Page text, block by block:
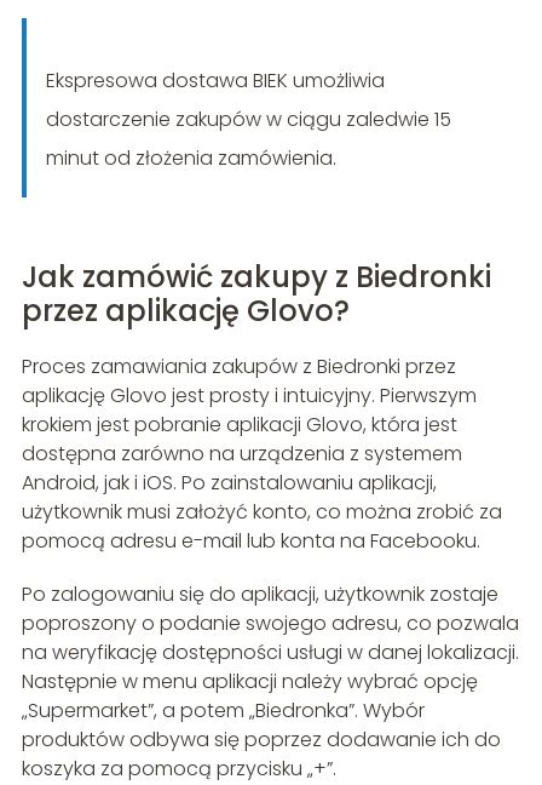
Ekspresowa dostawa BIEK umożliwia
dostarczenie zakupów w ciągu zaledwie 15
minut od złożenia zamówienia.
Jak zamówić zakupy z Biedronki
przez aplikację Glovo?
Proces zamawiania zakupów z Biedronki przez
aplikację Glovo jest prosty i intuicyjny. Pierwszym
krokiem jest pobranie aplikacji Glovo, która jest
dostępna zarówno na urządzenia z systemem
Android, jak i iOS. Po zainstalowaniu aplikacji,
użytkownik musi założyć konto, co można zrobić za
pomocą adresu e-mail lub konta na Facebooku.
Po zalogowaniu się do aplikacji, użytkownik zostaje
poproszony o podanie swojego adresu, co pozwala
na weryfikację dostępności usługi w danej lokalizacji.
Następnie w menu aplikacji należy wybrać opcję
„Supermarket”, a potem „Biedronka”. Wybór
produktów odbywa się poprzez dodawanie ich do
koszyka za pomocą przycisku „+”.